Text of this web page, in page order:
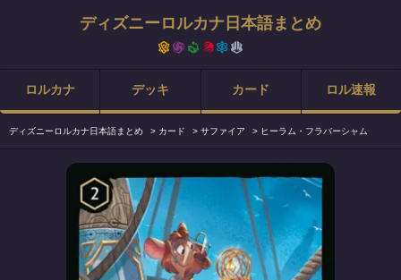
ディズニーロルカナ日本語まとめ
ロルカナ デッキ カード ロル速報
ディズニーロルカナ日本語まとめ > カード > サファイア > ヒーラム・フラバーシャム